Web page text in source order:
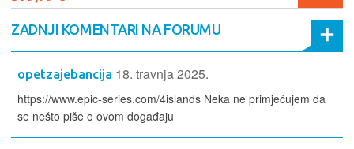
ZADNJI KOMENTARI NA FORUMU
opetzajebancija 18. travnja 2025.
https://www.epic-series.com/4islands Neka ne primjećujem da
se nešto piše o ovom događaju